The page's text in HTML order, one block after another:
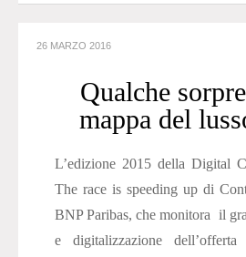
26 MARZO 2016
Qualche
mappa del
L’edizione 2015 della Digital
The race is speeding up di
BNP Paribas, che monitora il
e digitalizzazione